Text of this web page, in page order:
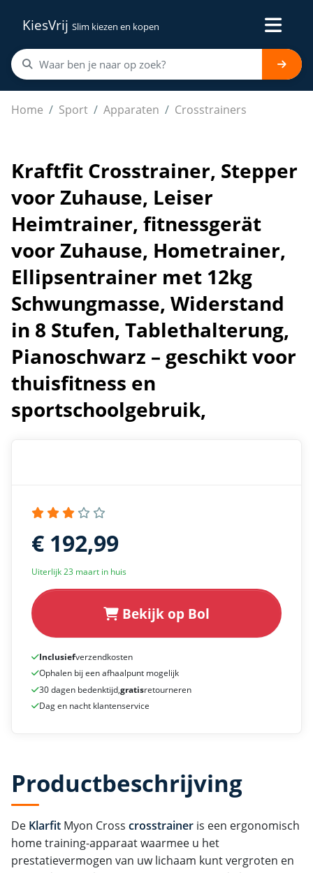
KiesVrij Slim kiezen en kopen
Home Sport Apparaten Crosstrainers
Kraftfit Crosstrainer, Stepper voor Zuhause, Leiser
Kraftfit Crosstrainer, Stepper
voor Zuhause, Leiser
Heimtrainer, fitnessgerät
voor Zuhause, Hometrainer,
Ellipsentrainer met 12kg
Schwungmasse, Widerstand
in 8 Stufen, Tablethalterung,
Pianoschwarz – geschikt voor
thuisfitness en
sportschoolgebruik,
€ 192,99
Uiterlijk 23 maart in huis
Bekijk op Bol
Inclusiefverzendkosten
Ophalen bij een afhaalpunt mogelijk
30 dagen bedenktijd,gratisretourneren
Dag en nacht klantenservice
Productbeschrijving
De Klarfit Myon Cross crosstrainer is een ergonomisch
home training-apparaat waarmee u het
prestatievermogen van uw lichaam kunt vergroten en